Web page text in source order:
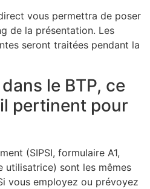
vous permettra de poser
de la présentation. Les
seront traitées pendant la
le BTP, ce
pertinent pour
(SIPSI, formulaire A1,
utilisatrice) sont les mêmes
vous employez ou prévoyez